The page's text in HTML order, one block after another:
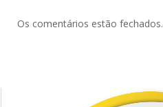
Os comentários estão fechados.